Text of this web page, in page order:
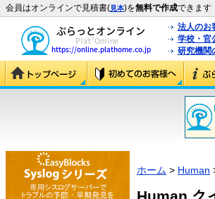
会員はオンラインで見積書(見本)を無料で作成できます
法人のお
学校・官
研究機関
ホーム > Human